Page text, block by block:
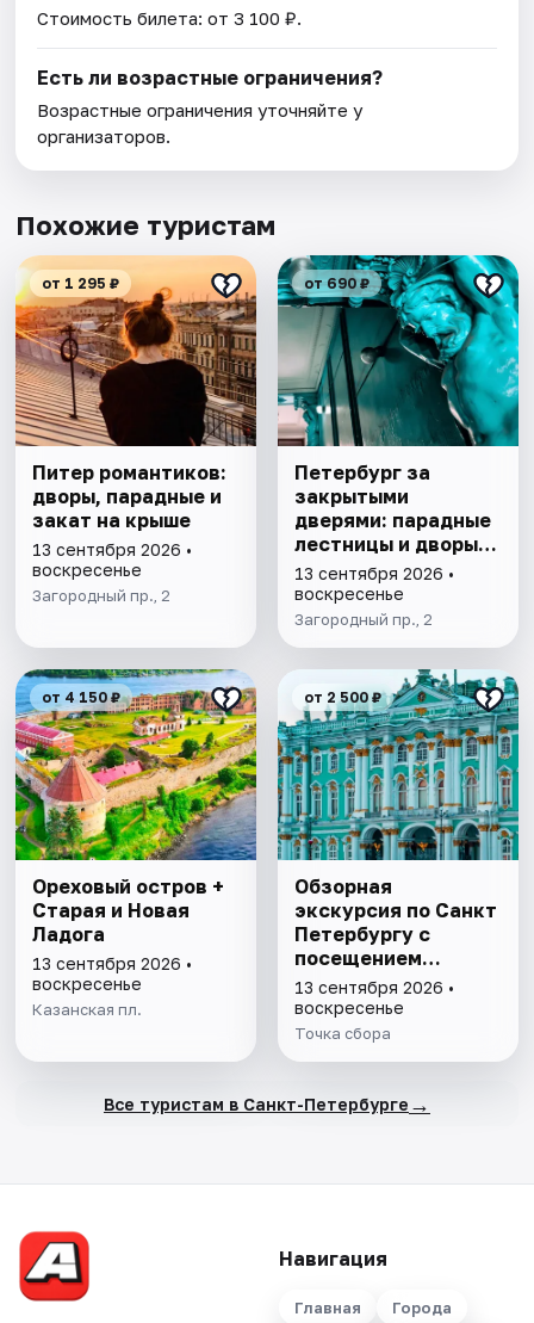
Стоимость билета: от 3 100 ₽.
Есть ли возрастные ограничения?
Возрастные ограничения уточняйте у
организаторов.
Похожие туристам
от 1 295 ₽
Питер романтиков:
дворы, парадные и
закат на крыше
13 сентября 2026 •
воскресенье
Загородный пр., 2
от 690 ₽
Петербург за
закрытыми
дверями: парадные
лестницы и дворы-
колодцы
13 сентября 2026 •
воскресенье
Загородный пр., 2
от 4 150 ₽
Ореховый остров +
Старая и Новая
Ладога
13 сентября 2026 •
воскресенье
Казанская пл.
от 2 500 ₽
Обзорная
экскурсия по Санкт
Петербургу с
посещением
Эрмитажа
13 сентября 2026 •
воскресенье
Точка сбора
Все туристам в Санкт-Петербурге →
Навигация
Главная Города